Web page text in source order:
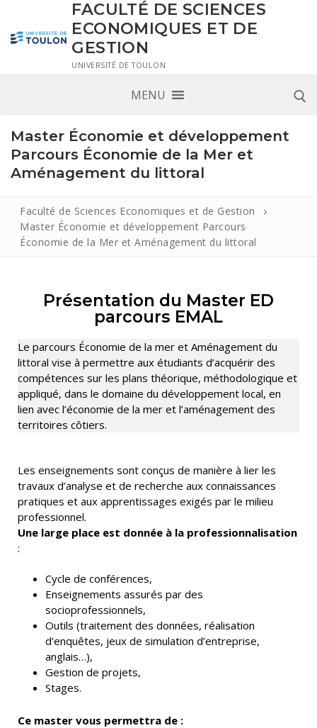
FACULTÉ DE SCIENCES
ECONOMIQUES ET DE
GESTION
UNIVERSITÉ DE TOULON
MENU
Master Économie et développement
Parcours Économie de la Mer et
Aménagement du littoral
Faculté de Sciences Economiques et de Gestion
Master Économie et développement Parcours
Économie de la Mer et Aménagement du littoral
Présentation du Master ED
parcours EMAL
Le parcours Économie de la mer et Aménagement du
littoral vise à permettre aux étudiants d’acquérir des
compétences sur les plans théorique, méthodologique et
appliqué, dans le domaine du développement local, en
lien avec l’économie de la mer et l’aménagement des
territoires côtiers.
Les enseignements sont conçus de manière à lier les
travaux d’analyse et de recherche aux connaissances
pratiques et aux apprentissages exigés par le milieu
professionnel.
Une large place est donnée à la professionnalisation
:
Cycle de conférences,
Enseignements assurés par des
socioprofessionnels,
Outils (traitement des données, réalisation
d’enquêtes, jeux de simulation d’entreprise,
anglais…),
Gestion de projets,
Stages.
Ce master vous permettra de :